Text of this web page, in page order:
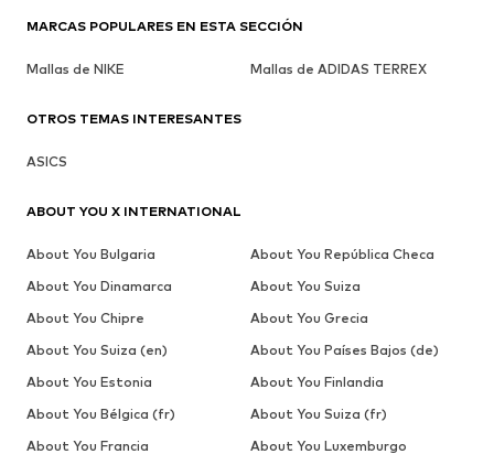
MARCAS POPULARES EN ESTA SECCIÓN
Mallas de NIKE Mallas de ADIDAS TERREX
OTROS TEMAS INTERESANTES
ASICS
ABOUT YOU X INTERNATIONAL
About You Bulgaria
About You República Checa
About You Dinamarca
About You Suiza
About You Chipre
About You Grecia
About You Suiza (en)
About You Países Bajos (de)
About You Estonia
About You Finlandia
About You Bélgica (fr)
About You Suiza (fr)
About You Francia
About You Luxemburgo